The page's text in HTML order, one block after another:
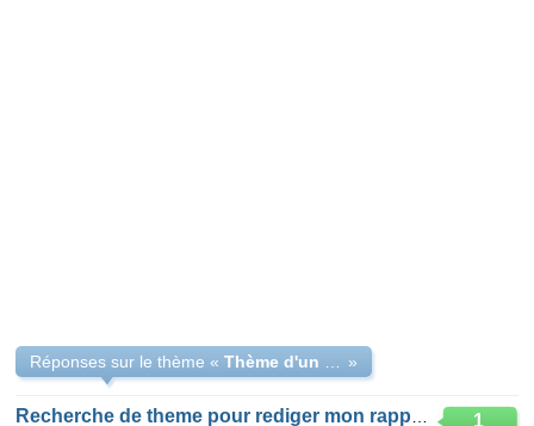
Réponses sur le thème « »
1